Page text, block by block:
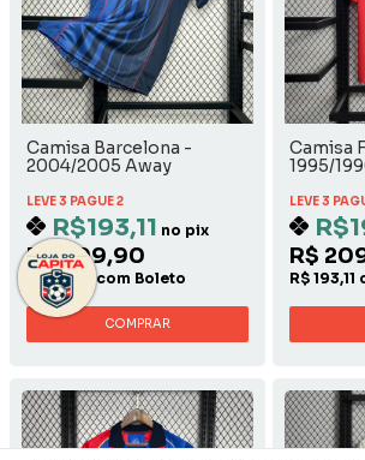
Camisa Barcelona -
2004/2005 Away
LEVE 3 PAGUE 2
R$193,11 no pix
R$ 209,90
R$ 193,11 com Boleto
COMPRAR
Camisa
1995/
LEVE 3
R$
R$